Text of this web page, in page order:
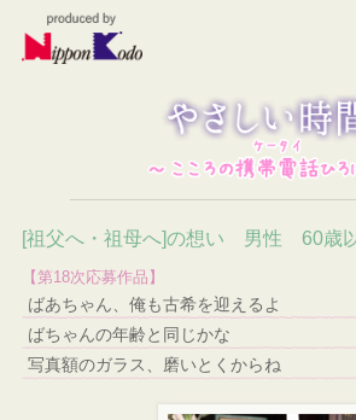
[祖父へ・祖母へ]の想い 男性 60歳
【第18次応募作品】
ばあちゃん、俺も古希を迎えるよ
ばちゃんの年齢と同じかな
写真額のガラス、磨いとくからね